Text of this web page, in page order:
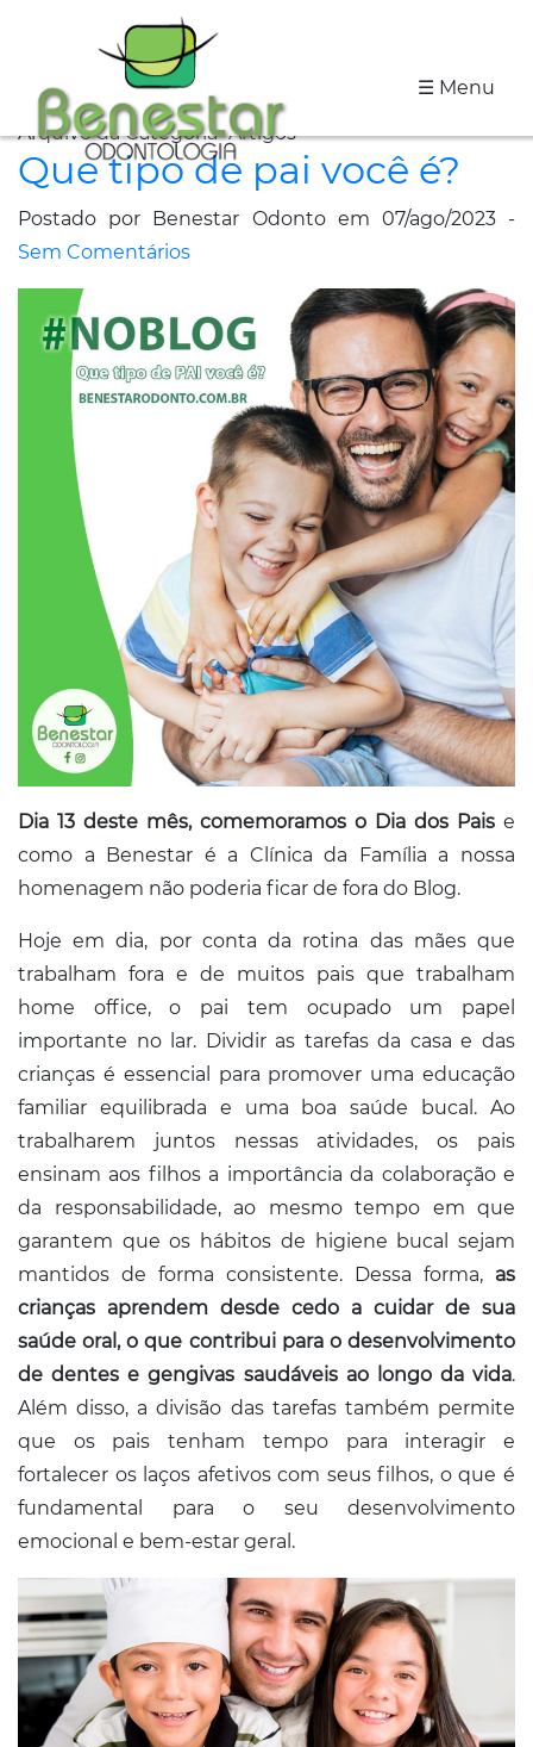
☰ Menu
A
Clínica
Especialidades
Tratamentos
Depoimentos
Dicas
de
Conosco
Arquivo da Categoria "Artigos"
Que tipo de pai você é?
Postado por Benestar Odonto em 07/ago/2023 -
Sem Comentários
Dia 13 deste mês, comemoramos o Dia dos Pais e
como a Benestar é a Clínica da Família a nossa
homenagem não poderia ficar de fora do Blog.
Hoje em dia, por conta da rotina das mães que
trabalham fora e de muitos pais que trabalham
home office, o pai tem ocupado um papel
importante no lar. Dividir as tarefas da casa e das
crianças é essencial para promover uma educação
familiar equilibrada e uma boa saúde bucal. Ao
trabalharem juntos nessas atividades, os pais
ensinam aos filhos a importância da colaboração e
da responsabilidade, ao mesmo tempo em que
garantem que os hábitos de higiene bucal sejam
mantidos de forma consistente. Dessa forma, as
crianças aprendem desde cedo a cuidar de sua
saúde oral, o que contribui para o desenvolvimento
de dentes e gengivas saudáveis ao longo da vida.
Além disso, a divisão das tarefas também permite
que os pais tenham tempo para interagir e
fortalecer os laços afetivos com seus filhos, o que é
fundamental para o seu desenvolvimento
emocional e bem-estar geral.